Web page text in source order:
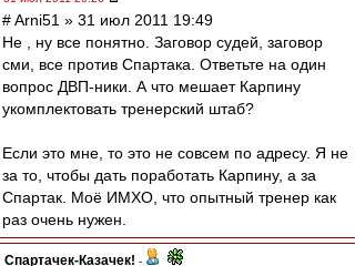
# Arni51 » 31 июл 2011 19:49
Не , ну все понятно. Заговор судей, заговор
сми, все против Спартака. Ответьте на один
вопрос ДВП-ники. А что мешает Карпину
укомплектовать тренерский штаб?
Если это мне, то это не совсем по адресу. Я не
за то, чтобы дать поработать Карпину, а за
Спартак. Моё ИМХО, что опытный тренер как
раз очень нужен.
Спартачек-Казачек! -